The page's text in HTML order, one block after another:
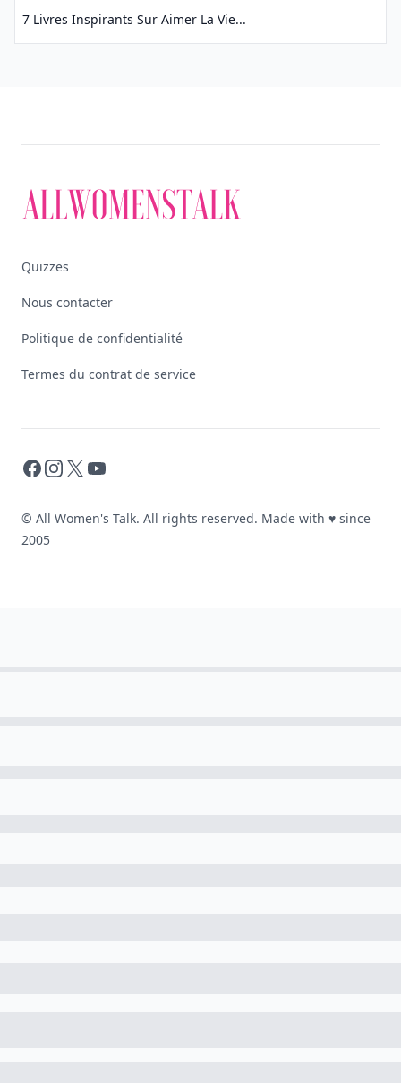
7 Livres Inspirants Sur Aimer La Vie...
Quizzes
Nous contacter
Politique de confidentialité
Termes du contrat de service
Facebook
Instagram
X YouTube
© All Women's Talk. All rights reserved. Made with ♥ since
2005